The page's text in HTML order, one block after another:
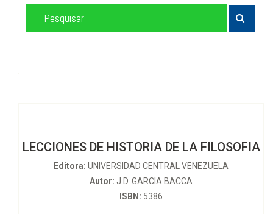
LECCIONES DE HISTORIA DE LA FILOSOFIA
Editora: UNIVERSIDAD CENTRAL VENEZUELA
Autor: J.D. GARCIA BACCA
ISBN: 5386